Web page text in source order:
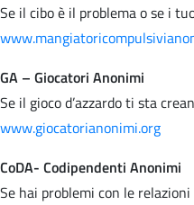
Se il cibo è il problema o se i
GA – Giocatori Anonimi
Se il gioco d’azzardo ti sta
www.giocatorianonimi.org
CoDA- Codipendenti Anonimi
Se hai problemi con le